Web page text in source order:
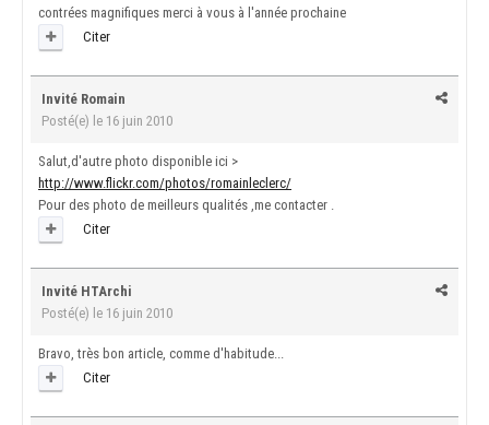
contrées magnifiques merci à vous à l'année prochaine
Citer
Invité Romain
Posté(e) le 16 juin 2010
Salut,d'autre photo disponible ici >
http://www.flickr.com/photos/romainleclerc/
Pour des photo de meilleurs qualités ,me contacter .
Citer
Invité HTArchi
Posté(e) le 16 juin 2010
Bravo, très bon article, comme d'habitude...
Citer